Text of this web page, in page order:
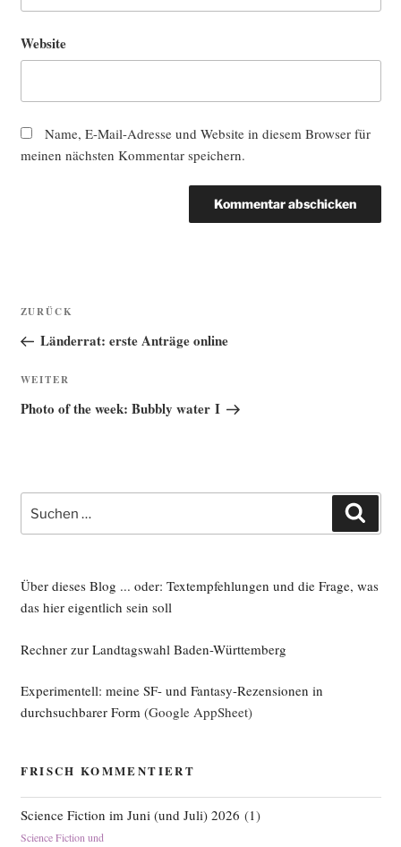
Website
Name, E-Mail-Adresse und Website in diesem Browser für
meinen nächsten Kommentar speichern.
Beitragsnavigation
Vorheriger
Beitrag
ZURÜCK
Länderrat: erste Anträge online
Nächster
Beitrag
WEITER
Photo of the week: Bubbly water I
nach:
Über dieses Blog ... oder: Textempfehlungen und die Frage, was
das hier eigentlich sein soll
Rechner zur Landtagswahl Baden-Württemberg
Experimentell: meine SF- und Fantasy-Rezensionen in
durchsuchbarer Form(Google AppSheet)
FRISCH KOMMENTIERT
Science Fiction im Juni (und Juli) 2026 (1)
Science Fiction und